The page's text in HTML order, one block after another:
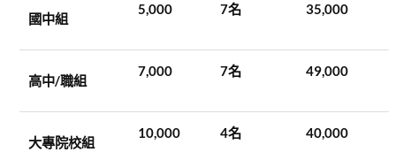
國中組
5,000 7名 35,000
高中/職組
7,000 7名 49,000
大專院校組
10,000 4名 40,000